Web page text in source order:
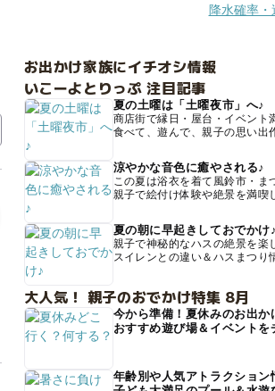
降水確率
お出かけ家族にイチオシ情報
いこーよとりっぷ 注目記事
夏の土曜は「土曜夜市」へ♪
商店街で縁日・屋台・イベント
食べて、遊んで、親子の思い出
涼やかな音色に癒やされる♪
この夏は浴衣を着て風鈴市・ま
親子で絵付け体験や絶景を満喫
夏の朝に早起きしておでかけ♪
親子で神秘的なハスの絶景を楽
スイレンとの違い＆ハスまつり
大人気！ 親子のおでかけ特集 8月
今から準備！夏休みのお出か
おすすめ遊び場＆イベントを
年齢別や人気アトラクション